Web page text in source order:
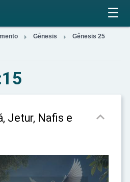
×
☰
 Gênesis  Gênesis 25
Jetur, Nafis e
